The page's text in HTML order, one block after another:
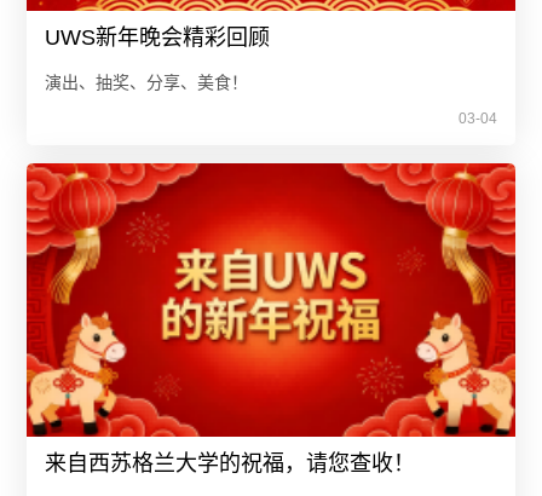
UWS新年晚会精彩回顾
演出、抽奖、分享、美食！
03-04
来自西苏格兰大学的祝福，请您查收！